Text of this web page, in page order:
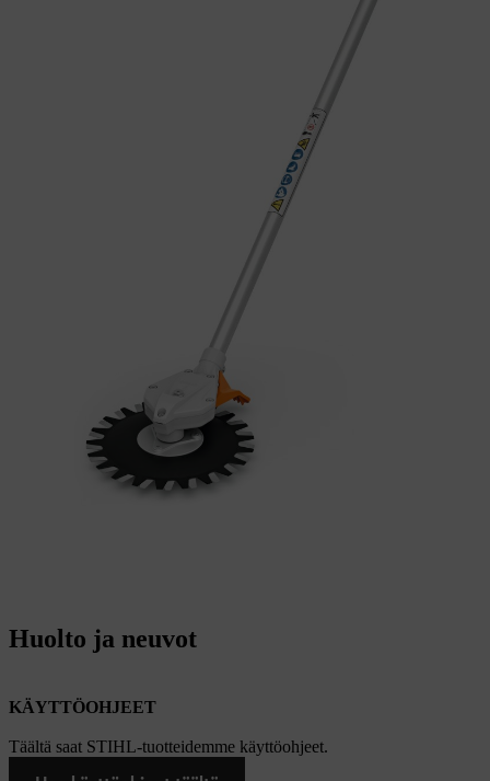
Huolto ja neuvot
KÄYTTÖOHJEET
Täältä saat STIHL-tuotteidemme käyttöohjeet.